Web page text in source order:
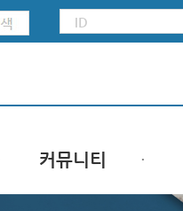
커뮤니티